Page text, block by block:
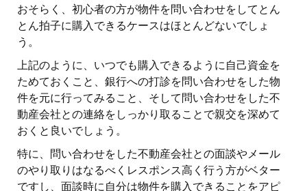
おそらく、初心者の方が物件を問い合わせをしてとん
とん拍子に購入できるケースはほとんどないでしょ
う。
上記のように、いつでも購入できるように自己資金を
ためておくこと、銀行への打診を問い合わせをした物
件を元に行ってみること、そして問い合わせをした不
動産会社との連絡をしっかり取ることで親交を深めて
おくと良いでしょう。
特に、問い合わせをした不動産会社との面談やメール
のやり取りはなるべくレスポンス高く行う方がベター
ですし、面談時に自分は物件を購入できることをアピ